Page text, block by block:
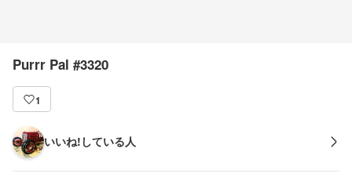
Purrr Pal #3320
1
いいね!している人